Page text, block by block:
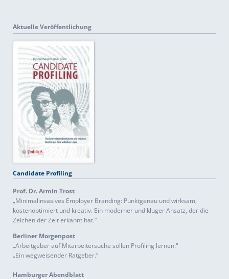
Aktuelle Veröffentlichung
Candidate Profiling
Prof. Dr. Armin Trost
„Minimalinvasives Employer Branding: Punktgenau und wirksam,
kostenoptimiert und kreativ. Ein moderner und kluger Ansatz, der die
Zeichen der Zeit erkannt hat.“
Berliner Morgenpost
„Arbeitgeber auf Mitarbeitersuche sollen Profiling lernen."
„Ein wegweisender Ratgeber.“
Hamburger Abendblatt